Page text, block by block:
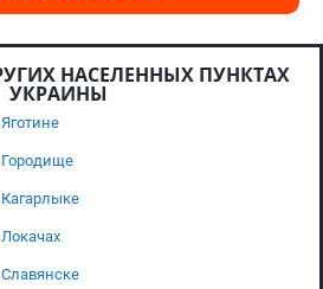
НАСЕЛЕННЫХ ПУНКТАХ
УКРАИНЫ